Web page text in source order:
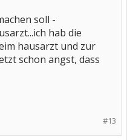
soll -
hab die
hausarzt und zur
schon angst, dass
#13